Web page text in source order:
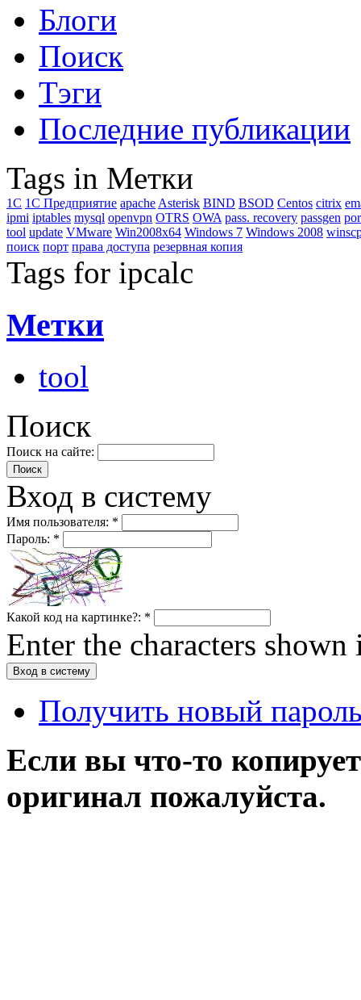
Блоги
Поиск
Тэги
Последние публикации
Tags in Метки
1C 1С Предприятие apache Asterisk BIND BSOD Centos citrix
ipmi iptables mysql openvpn OTRS OWA pass. recovery passgen
tool update VMware Win2008x64 Windows 7 Windows 2008
поиск порт права доступа резервная копия
Tags for ipcalc
Метки
tool
Поиск
Поиск на сайте:
Вход в систему
Имя пользователя: *
Пароль: *
Какой код на картинке?: *
Enter the characters shown
Получить новый
Если вы что-то
оригинал пожалуйста.